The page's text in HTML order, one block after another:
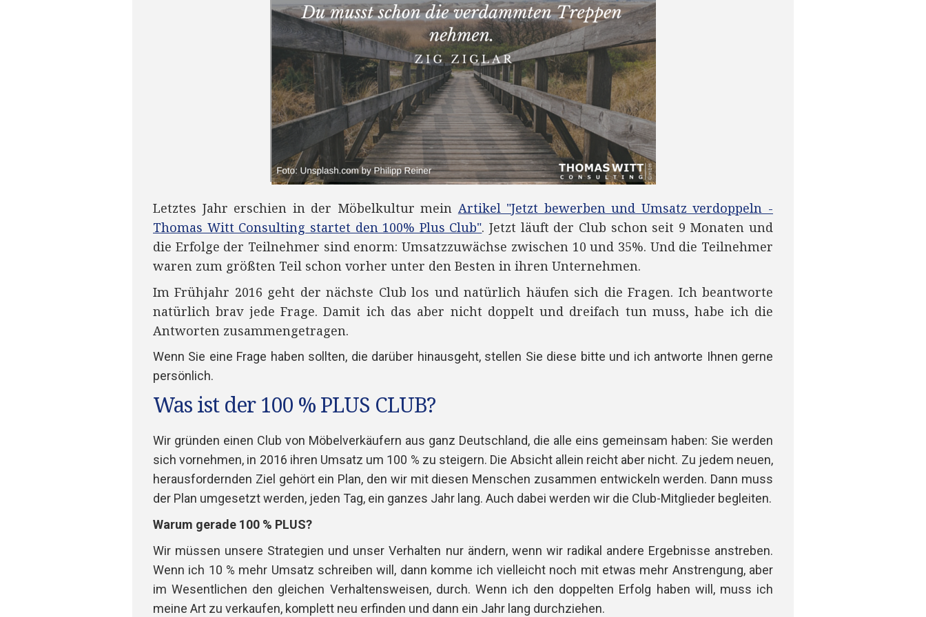
Letztes Jahr erschien in der Möbelkultur mein Artikel "Jetzt bewerben und Umsatz verdoppeln -
Thomas Witt Consulting startet den 100% Plus Club". Jetzt läuft der Club schon seit 9 Monaten und
die Erfolge der Teilnehmer sind enorm: Umsatzzuwächse zwischen 10 und 35%. Und die Teilnehmer
waren zum größten Teil schon vorher unter den Besten in ihren Unternehmen.
Im Frühjahr 2016 geht der nächste Club los und natürlich häufen sich die Fragen. Ich beantworte
natürlich brav jede Frage. Damit ich das aber nicht doppelt und dreifach tun muss, habe ich die
Antworten zusammengetragen.
Wenn Sie eine Frage haben sollten, die darüber hinausgeht, stellen Sie diese bitte und ich antworte Ihnen gerne
persönlich.
Was ist der 100 % PLUS CLUB?
Wir gründen einen Club von Möbelverkäufern aus ganz Deutschland, die alle eins gemeinsam haben: Sie werden
sich vornehmen, in 2016 ihren Umsatz um 100 % zu steigern. Die Absicht allein reicht aber nicht. Zu jedem neuen,
herausfordernden Ziel gehört ein Plan, den wir mit diesen Menschen zusammen entwickeln werden. Dann muss
der Plan umgesetzt werden, jeden Tag, ein ganzes Jahr lang. Auch dabei werden wir die Club-Mitglieder begleiten.
Warum gerade 100 % PLUS?
Wir müssen unsere Strategien und unser Verhalten nur ändern, wenn wir radikal andere Ergebnisse anstreben.
Wenn ich 10 % mehr Umsatz schreiben will, dann komme ich vielleicht noch mit etwas mehr Anstrengung, aber
im Wesentlichen den gleichen Verhaltensweisen, durch. Wenn ich den doppelten Erfolg haben will, muss ich
meine Art zu verkaufen, komplett neu erfinden und dann ein Jahr lang durchziehen.